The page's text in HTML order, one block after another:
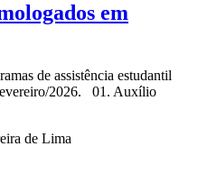
em
de assistência estudantil
2026. 01. Auxílio
de Lima